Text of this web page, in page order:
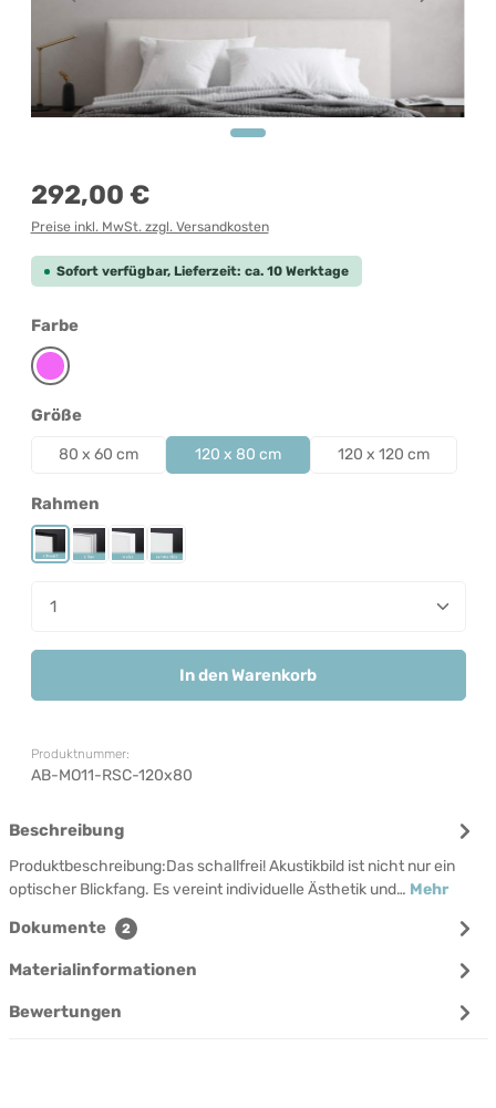
Regulärer Preis:
292,00 €
Preise inkl. MwSt. zzgl. Versandkosten
Sofort verfügbar, Lieferzeit: ca. 10 Werktage
Farbeauswählen
Pink
Größeauswählen
80 x 60 cm 120 x 80 cm 120 x 120 cm
Rahmenauswählen
Rahmen Schwarz
Rahmen Silber
Rahmen Weiß
Rahmenlos
Produkt Anzahl: Gib den gewünschten Wert ein
In den Warenkorb
Produktnummer:
AB-MO11-RSC-120x80
Beschreibung
Produktbeschreibung:Das schallfrei! Akustikbild ist nicht nur ein
optischer Blickfang. Es vereint individuelle Ästhetik und… Mehr
Dokumente 2
Materialinformationen
Bewertungen